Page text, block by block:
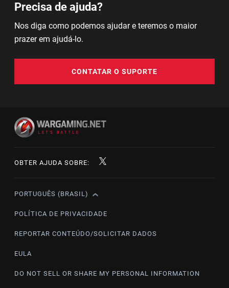
Precisa de ajuda?
Nos diga como podemos ajudar e teremos o maior
prazer em ajudá-lo.
CONTATAR O SUPORTE
OBTER AJUDA SOBRE:
English
Čeština
Français
PORTUGUÊS (BRASIL)
POLÍTICA DE PRIVACIDADE
REPORTAR CONTEÚDO/SOLICITAR DADOS
EULA
DO NOT SELL OR SHARE MY PERSONAL INFORMATION